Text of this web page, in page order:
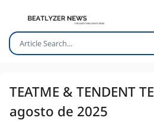
TEATME & TENDENT
agosto de 2025